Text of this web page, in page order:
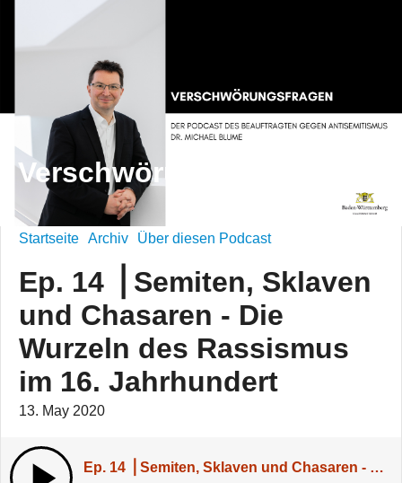
Verschwörungsfragen
Startseite Archiv Über diesen Podcast
Ep. 14 ⎪Semiten, Sklaven
und Chasaren - Die
Wurzeln des Rassismus
im 16. Jahrhundert
13. May 2020
Ep. 14 ⎪Semiten, Sklaven und Chasaren - Die Wurzeln des Rassismus im 16. Jahrhundert